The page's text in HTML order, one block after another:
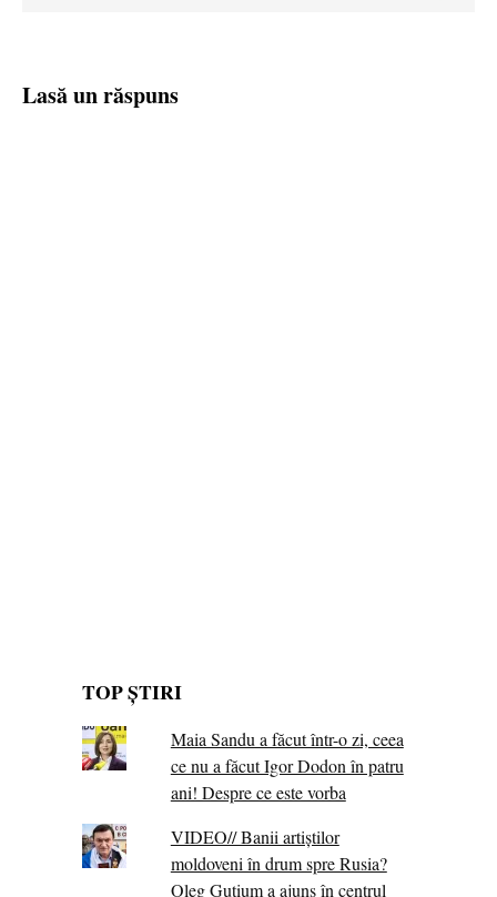
Lasă un răspuns
TOP ȘTIRI
Maia Sandu a făcut într-o zi, ceea
ce nu a făcut Igor Dodon în patru
ani! Despre ce este vorba
VIDEO// Banii artiștilor
moldoveni în drum spre Rusia?
Oleg Gutium a ajuns în centrul